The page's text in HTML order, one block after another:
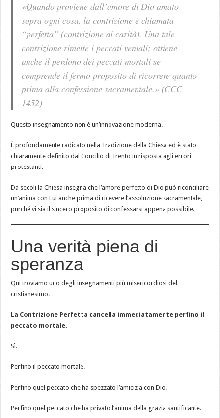
«Quando proviene dall’amore di Dio amato
sopra ogni cosa, la contrizione è chiamata
“perfetta” (contrizione di carità). Una tale
contrizione rimette i peccati veniali; ottiene
anche il perdono dei peccati mortali se
comprende il fermo proposito di ricorrere quanto
prima alla confessione sacramentale.» (CCC
1452)
Questo insegnamento non è un’innovazione moderna.
È profondamente radicato nella Tradizione della Chiesa ed è stato
chiaramente definito dal Concilio di Trento in risposta agli errori
protestanti.
Da secoli la Chiesa insegna che l’amore perfetto di Dio può riconciliare
un’anima con Lui anche prima di ricevere l’assoluzione sacramentale,
purché vi sia il sincero proposito di confessarsi appena possibile.
Una verità piena di
speranza
Qui troviamo uno degli insegnamenti più misericordiosi del
cristianesimo.
La Contrizione Perfetta cancella immediatamente perfino il
peccato mortale.
Sì.
Perfino il peccato mortale.
Perfino quel peccato che ha spezzato l’amicizia con Dio.
Perfino quel peccato che ha privato l’anima della grazia santificante.